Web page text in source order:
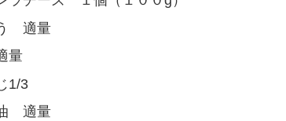
適量
量
1/3
適量